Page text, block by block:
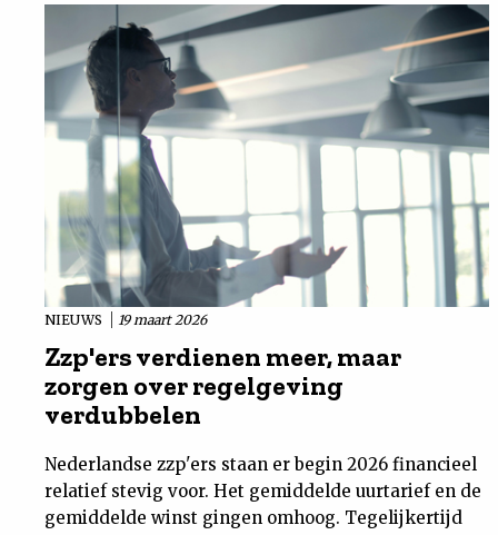
NIEUWS 19 maart 2026
Zzp'ers verdienen meer, maar
zorgen over regelgeving
verdubbelen
Nederlandse zzp'ers staan er begin 2026 financieel
relatief stevig voor. Het gemiddelde uurtarief en de
gemiddelde winst gingen omhoog. Tegelijkertijd